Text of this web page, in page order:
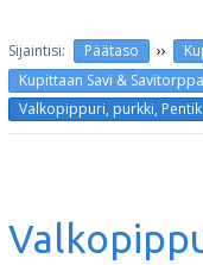
Päätaso ››
Kupittaan Savi &
Valkopippuri, purkki, Pentik.